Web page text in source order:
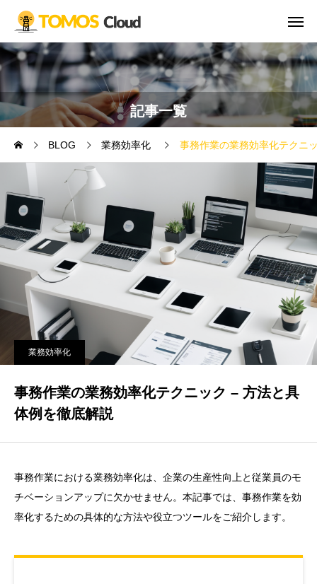
記事一覧
BLOG 業務効率化 事務作業の業務効率化テクニ
業務効率化
事務作業の業務効率化テクニック – 方法と具
体例を徹底解説
事務作業における業務効率化は、企業の生産性向上と従業員のモ
チベーションアップに欠かせません。本記事では、事務作業を効
率化するための具体的な方法や役立つツールをご紹介します。